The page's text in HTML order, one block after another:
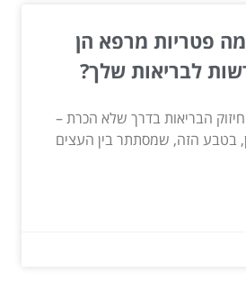
פטריות מרפא הן
לבריאות שלך?
הבריאות בדרך שלא הכרת –
בטבע הזה, שמסתתר בין העצים